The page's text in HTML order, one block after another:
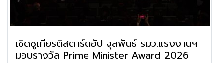
เชิดชูเกียรติสตาร์ตอัป จุลพันธ์ รมว.แรงงานฯ
มอบรางวัล Prime Minister Award 2026